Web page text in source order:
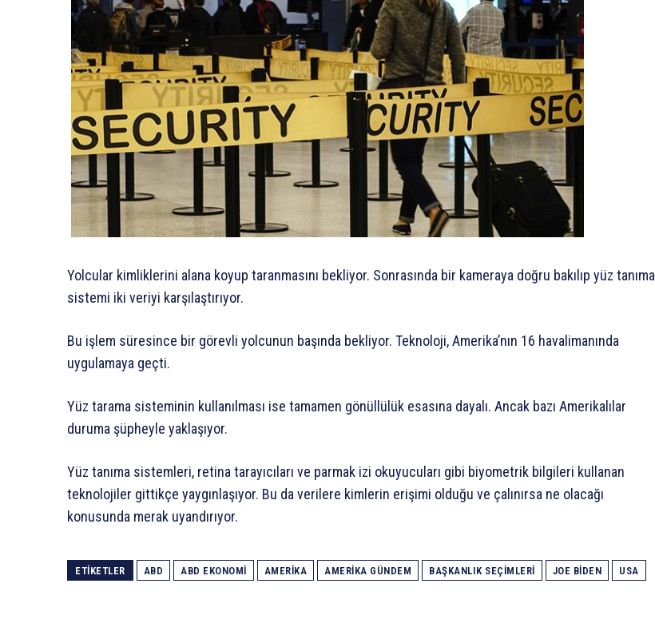
Yolcular kimliklerini alana koyup taranmasını bekliyor. Sonrasında bir kameraya doğru bakılıp yüz tanıma
sistemi iki veriyi karşılaştırıyor.
Bu işlem süresince bir görevli yolcunun başında bekliyor. Teknoloji, Amerika’nın 16 havalimanında
uygulamaya geçti.
Yüz tarama sisteminin kullanılması ise tamamen gönüllülük esasına dayalı. Ancak bazı Amerikalılar
duruma şüpheyle yaklaşıyor.
Yüz tanıma sistemleri, retina tarayıcıları ve parmak izi okuyucuları gibi biyometrik bilgileri kullanan
teknolojiler gittikçe yaygınlaşıyor. Bu da verilere kimlerin erişimi olduğu ve çalınırsa ne olacağı
konusunda merak uyandırıyor.
ETIKETLER ABD ABD EKONOMI AMERIKA AMERIKA GÜNDEM BAŞKANLIK SEÇIMLERI JOE BIDEN USA